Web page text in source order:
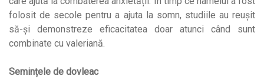
folosit de secole pentru a ajuta la somn, studiile au reușit
să-și demonstreze eficacitatea doar atunci când sunt
combinate cu valeriană.
Semințele de dovleac